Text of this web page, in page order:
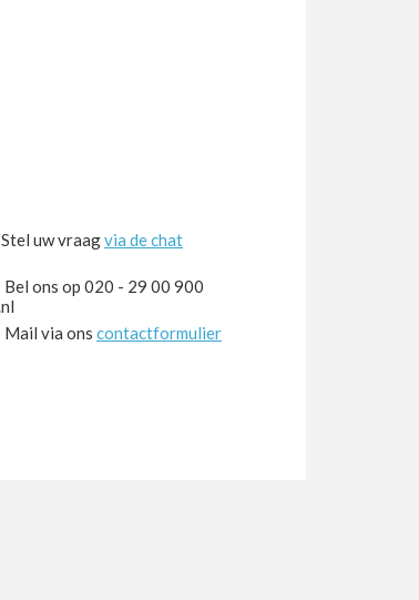
Stel uw vraagvia de chat
Bel ons op 020 - 29 00 900
Mail via ons contactformulier